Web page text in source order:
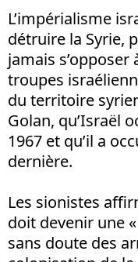
L’impérialisme
détruire la Syrie,
jamais
troupes
du territoire
Golan, qu’Israël
1967 et qu’il a
dernière.
Les sionistes
doit devenir une
sans doute des